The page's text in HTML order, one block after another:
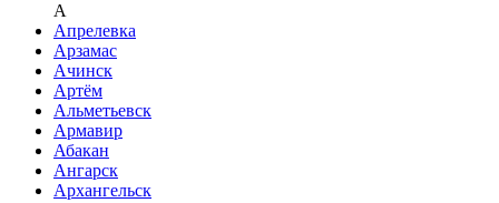
A
Апрелевка
Арзамас
Ачинск
Артём
Альметьевск
Армавир
Абакан
Ангарск
Архангельск